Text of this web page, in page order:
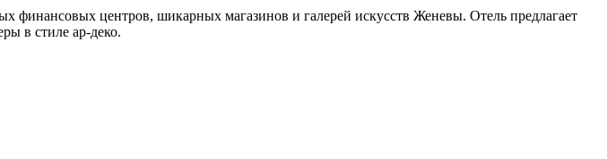
финансовых центров, шикарных магазинов и галерей искусств Женевы. Отель предлагает
в стиле ар-деко.